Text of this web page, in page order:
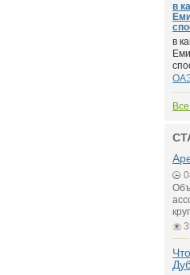
в
в